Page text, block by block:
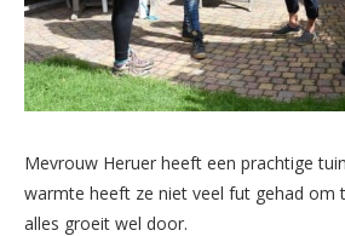
Mevrouw Heruer heeft een prachtige
warmte heeft ze niet veel fut gehad om
alles groeit wel door.